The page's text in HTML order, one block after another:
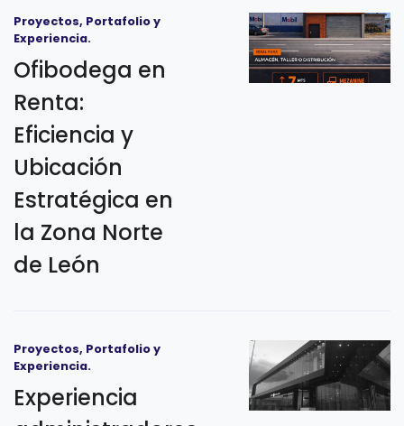
Proyectos, Portafolio y
Experiencia.
Ofibodega en
Renta:
Eficiencia y
Ubicación
Estratégica en
la Zona Norte
de León
Proyectos, Portafolio y
Experiencia.
Experiencia